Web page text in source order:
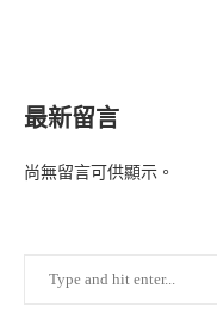
最新留言
尚無留言可供顯示。